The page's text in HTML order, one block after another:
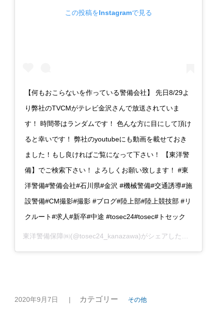
この投稿をInstagramで見る
【何もおこらないを作っている警備会社】 先日8/29よ
り弊社のTVCMがテレビ金沢さんで放送されていま
す！ 時間帯はランダムです！ 色んな方に目にして頂け
ると幸いです！ 弊社のyoutubeにも動画を載せておき
ました！もし良ければご覧になって下さい！ 【東洋警
備】でご検索下さい！ よろしくお願い致します！ #東
洋警備#警備会社#石川県#金沢 #機械警備#交通誘導#施
設警備#CM撮影#撮影 #ブログ#陸上部#陸上競技部 #リ
クルート#求人#新卒#中途 #tosec24#tosec#トセック
東洋警備保障㈱(@tosec24_kanazawa)がシェアした投稿 –
2020年9月7日 | カテゴリー その他